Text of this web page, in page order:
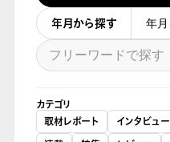
年月から探す
カテゴリ
取材レポート
インタビュー